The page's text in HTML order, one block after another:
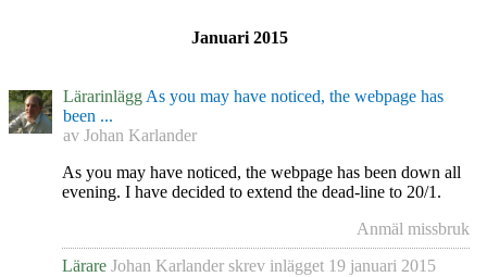
Januari 2015
Lärarinlägg As you may have noticed, the webpage has
been ...
av Johan Karlander
As you may have noticed, the webpage has been down all
evening. I have decided to extend the dead-line to 20/1.
Anmäl missbruk
Lärare Johan Karlander skrev inlägget 19 januari 2015